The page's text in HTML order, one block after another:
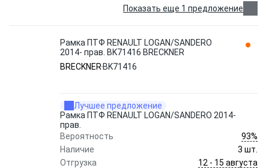
Показать еще 1 предложение
Рамка ПТФ RENAULT LOGAN/SANDERO
2014- прав. BK71416 BRECKNER
BRECKNER BK71416
Лучшее предложение
Рамка ПТФ RENAULT LOGAN/SANDERO 2014-
прав.
Вероятность
93%
Наличие
3 шт.
Отгрузка
12 - 15 августа